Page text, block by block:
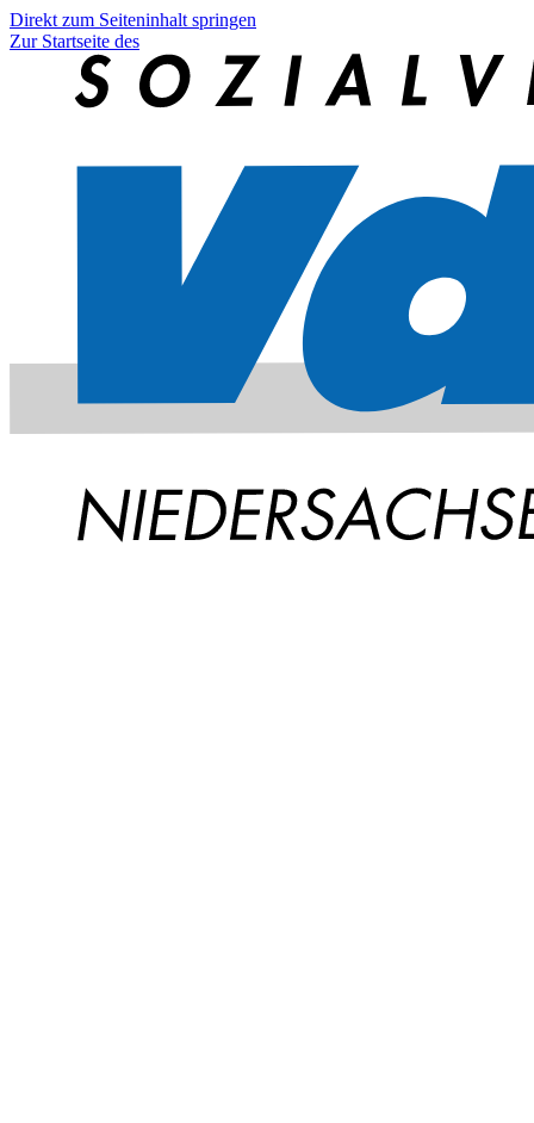
Direkt zum Seiteninhalt springen
Zur Startseite des